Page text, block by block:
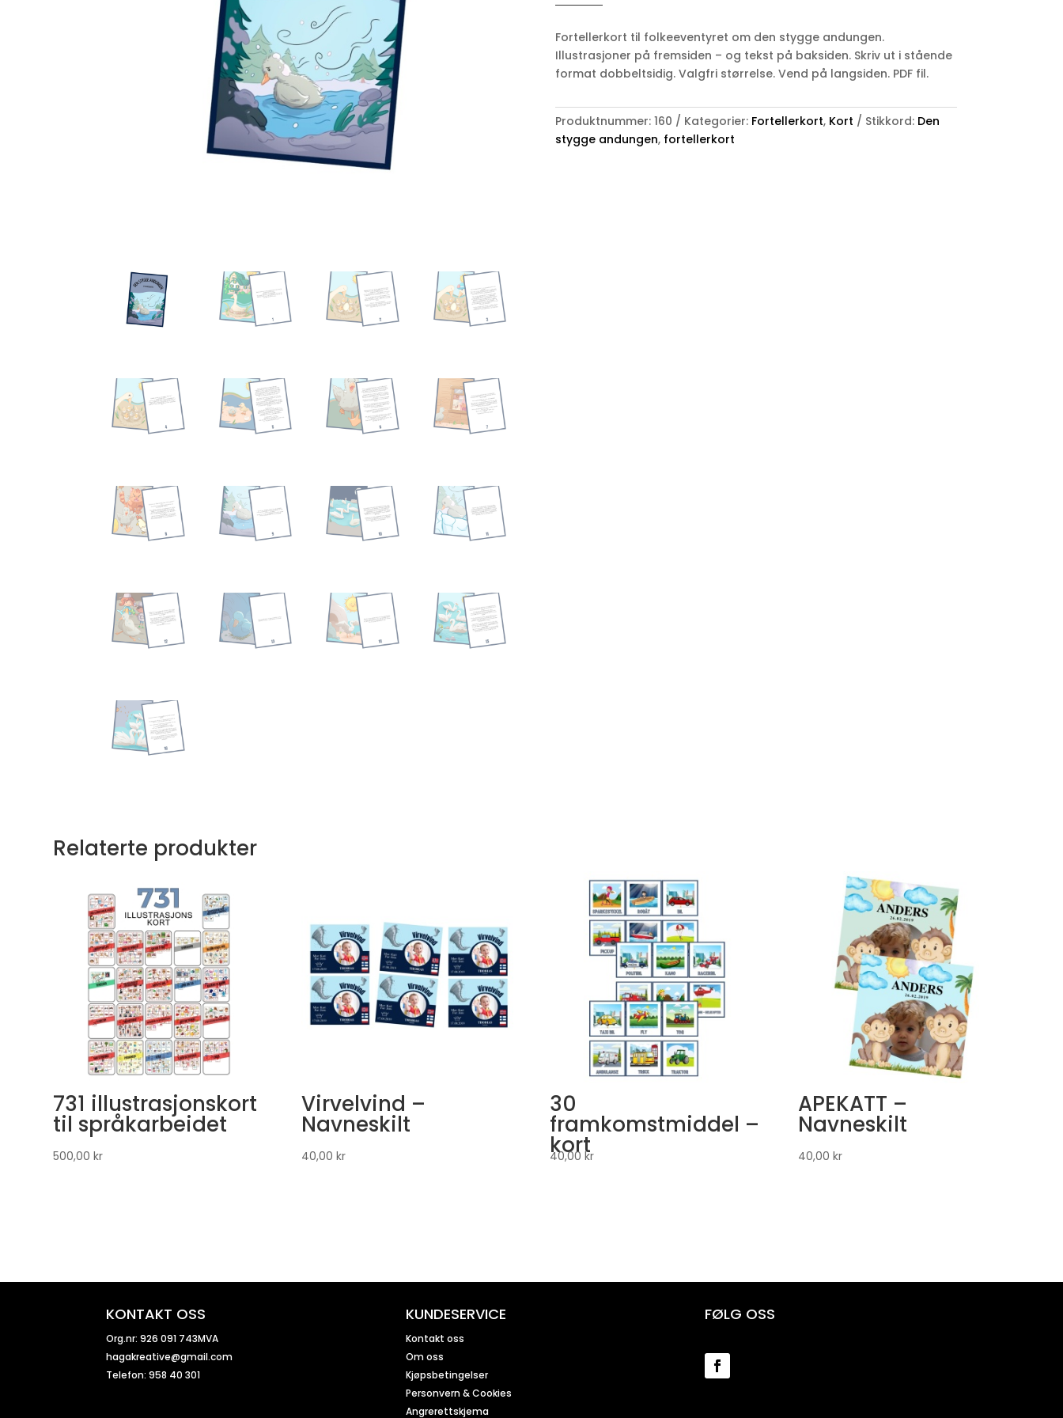
andungen
Fortellerkort til folkeeventyret om den stygge andungen.
Illustrasjoner på fremsiden – og tekst på baksiden. Skriv ut i stående
format dobbeltsidig. Valgfri størrelse. Vend på langsiden. PDF fil.
Produktnummer: 160 Kategorier: Fortellerkort, Kort Stikkord: Den
stygge andungen, fortellerkort
Relaterte produkter
731 illustrasjonskort
til språkarbeidet
500,00kr
Virvelvind –
Navneskilt
40,00kr
30
framkomstmiddel –
kort
40,00 kr
APEKATT –
Navneskilt
40,00 kr
KONTAKT OSS
Org.nr: 926 091 743MVA
hagakreative@gmail.com
Telefon: 958 40 301
KUNDESERVICE
Kontakt oss
Om oss
Kjøpsbetingelser
Personvern & Cookies
Angrerettskjema
FØLG OSS